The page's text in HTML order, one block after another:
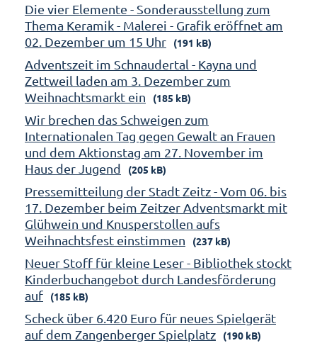
Die vier Elemente - Sonderausstellung zum
Thema Keramik - Malerei - Grafik eröffnet am
02. Dezember um 15 Uhr
(191 kB)
Adventszeit im Schnaudertal - Kayna und
Zettweil laden am 3. Dezember zum
Weihnachtsmarkt ein
(185 kB)
Wir brechen das Schweigen zum
Internationalen Tag gegen Gewalt an Frauen
und dem Aktionstag am 27. November im
Haus der Jugend
(205 kB)
Pressemitteilung der Stadt Zeitz - Vom 06. bis
17. Dezember beim Zeitzer Adventsmarkt mit
Glühwein und Knusperstollen aufs
Weihnachtsfest einstimmen
(237 kB)
Neuer Stoff für kleine Leser - Bibliothek stockt
Kinderbuchangebot durch Landesförderung
auf
(185 kB)
Scheck über 6.420 Euro für neues Spielgerät
auf dem Zangenberger Spielplatz
(190 kB)